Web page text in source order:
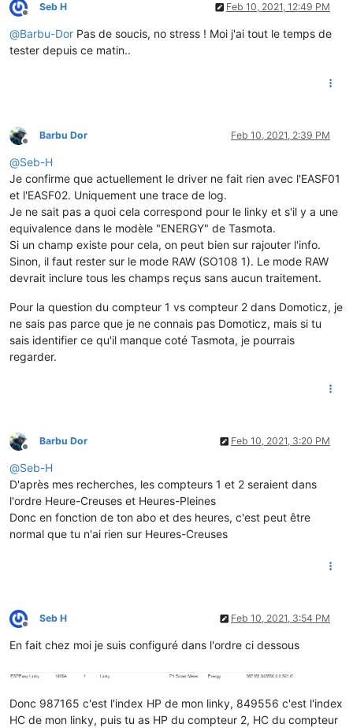
Offline
Seb H Feb 10, 2021, 12:49 PM
@Barbu-Dor Pas de soucis, no stress ! Moi j'ai tout le temps de
tester depuis ce matin..
Offline
Barbu Dor Feb 10, 2021, 2:39 PM
@Seb-H
Je confirme que actuellement le driver ne fait rien avec l'EASF01
et l'EASF02. Uniquement une trace de log.
Je ne sait pas a quoi cela correspond pour le linky et s'il y a une
equivalence dans le modèle "ENERGY" de Tasmota.
Si un champ existe pour cela, on peut bien sur rajouter l'info.
Sinon, il faut rester sur le mode RAW (SO108 1). Le mode RAW
devrait inclure tous les champs reçus sans aucun traitement.
Pour la question du compteur 1 vs compteur 2 dans Domoticz, je
ne sais pas parce que je ne connais pas Domoticz, mais si tu
sais identifier ce qu'il manque coté Tasmota, je pourrais
regarder.
Offline
Barbu Dor Feb 10, 2021, 3:20 PM
@Seb-H
D'après mes recherches, les compteurs 1 et 2 seraient dans
l'ordre Heure-Creuses et Heures-Pleines
Donc en fonction de ton abo et des heures, c'est peut être
normal que tu n'ai rien sur Heures-Creuses
Offline
Seb H Feb 10, 2021, 3:54 PM
En fait chez moi je suis configuré dans l'ordre ci dessous
Donc 987165 c'est l'index HP de mon linky, 849556 c'est l'index
HC de mon linky, puis tu as HP du compteur 2, HC du compteur